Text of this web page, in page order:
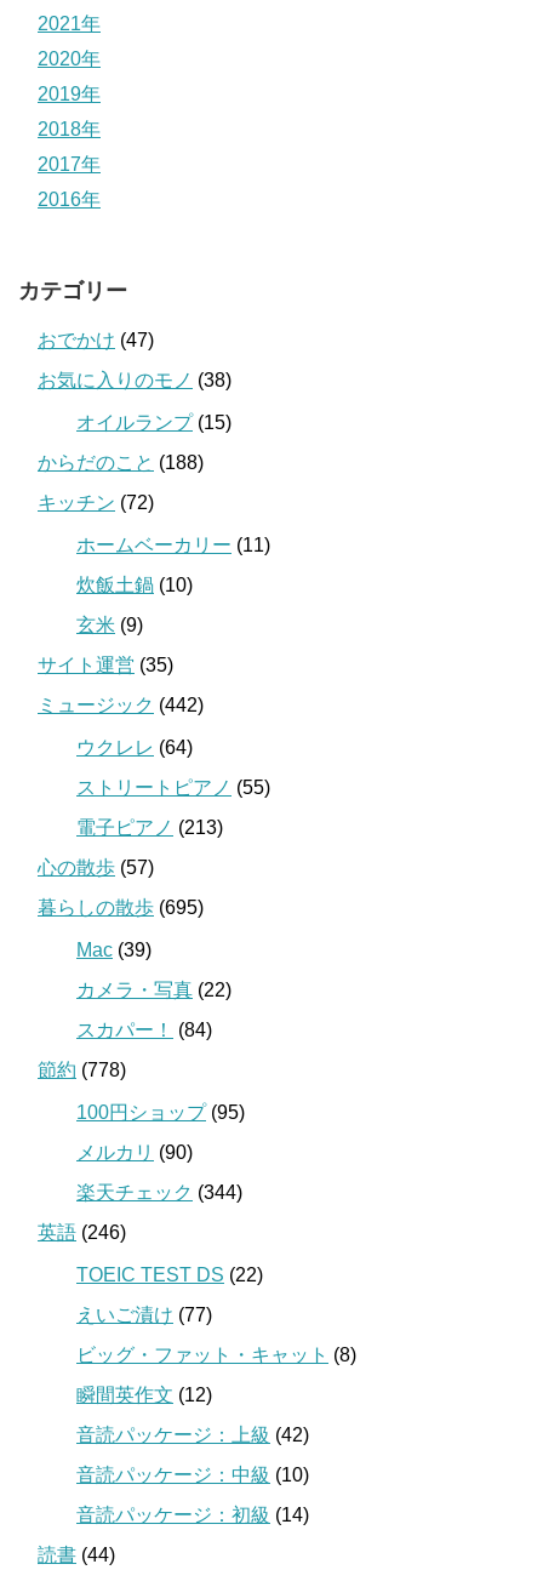
2021年
2020年
2019年
2018年
2017年
2016年
カテゴリー
おでかけ (47)
お気に入りのモノ (38)
オイルランプ(15)
からだのこと (188)
キッチン (72)
ホームベーカリー (11)
炊飯土鍋 (10)
玄米 (9)
サイト運営 (35)
ミュージック (442)
ウクレレ (64)
ストリートピアノ (55)
電子ピアノ (213)
心の散歩 (57)
暮らしの散歩 (695)
Mac (39)
カメラ・写真 (22)
スカパー！
(84)
節約 (778)
100円ショップ(95)
メルカリ (90)
楽天チェック (344)
英語 (246)
TOEIC TEST DS (22)
えいご漬け (77)
ビッグ・ファット・キャット (8)
瞬間英作文 (12)
音読パッケージ：上級 (42)
音読パッケージ：中級 (10)
音読パッケージ：初級 (14)
読書 (44)